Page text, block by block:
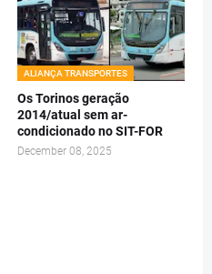
ALIANÇA TRANSPORTES
Os Torinos geração
2014/atual sem ar-
condicionado no SIT-FOR
December 08, 2025